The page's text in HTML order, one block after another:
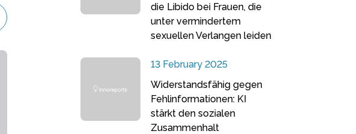
die Libido bei Frauen, die
unter vermindertem
sexuellen Verlangen leiden
13 February 2025
Widerstandsfähig gegen
Fehlinformationen: KI
stärkt den sozialen
Zusammenhalt